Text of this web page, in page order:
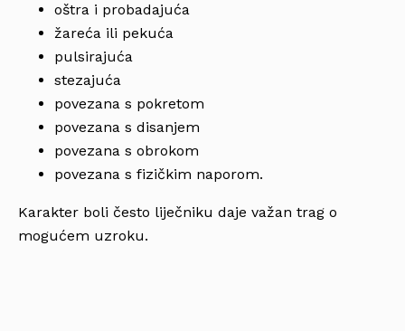
oštra i probadajuća
žareća ili pekuća
pulsirajuća
stezajuća
povezana s pokretom
povezana s disanjem
povezana s obrokom
povezana s fizičkim naporom.
Karakter boli često liječniku daje važan trag o
mogućem uzroku.